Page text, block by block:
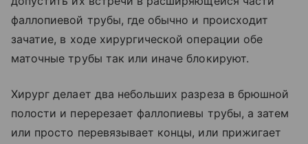
фаллопиевой трубы, где обычно и происходит
зачатие, в ходе хирургической операции обе
маточные трубы так или иначе блокируют.
Хирург делает два небольших разреза в брюшной
полости и перерезает фаллопиевы трубы, а затем
или просто перевязывает концы, или прижигает